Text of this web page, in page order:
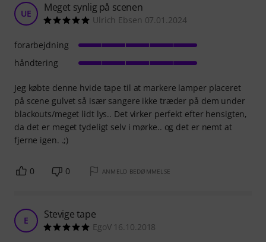
UE Meget synlig på scenen
Ulrich Ebsen 07.01.2024
Jeg købte denne hvide tape til at markere lamper placeret
på scene gulvet så især sangere ikke træder på dem under
blackouts/meget lidt lys.. Det virker perfekt efter hensigten,
da det er meget tydeligt selv i mørke.. og det er nemt at
fjerne igen. .;)
forarbejdning
håndtering
0 0 ANMELD BEDØMMELSE
E Stevige tape
EgoV 16.10.2018